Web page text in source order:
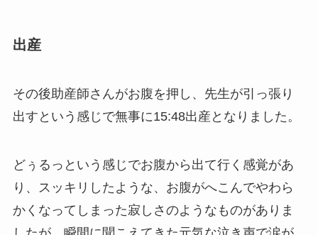
出産
その後助産師さんがお腹を押し、先生が引っ張り
出すという感じで無事に15:48出産となりました。
どぅるっという感じでお腹から出て行く感覚があ
り、スッキリしたような、お腹がへこんでやわら
かくなってしまった寂しさのようなものがありま